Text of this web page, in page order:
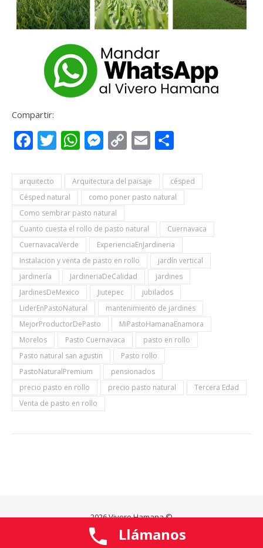
Compartir:
Facebook
Twitter
WhatsApp
Messenger
CopyEmail
arquitecto Arquitectura del paisaje
césped
Césped natural
como poner pasto natural
Como sembrar pasto natural
Cuanto cuesta el rollo de pasto natural
Cuernavaca
CuernavacaVerde
ExperienciaEnJardineria
Instalacion y venta de pasto en rollo
jardín vertical
jardinería
JardineriaDeCalidad
jardines
JardinesDeMexico
Jiutepec
jubilados
LiderEnPastoNatural
mantenimiento de jardines
MejorProductorDePasto
MiPastoHamanaEnamora
Morelos
Pasto Cuernavaca
pasto en rollo
Pasto natural san agustin
Pasto rollo
PastoNaturalPremium
pensionados
precio pasto en rollo
precio pasto natural
Tercera Edad
Venta de pasto en rollo
2026 Vivero Hamana ©
Ashe Tema deWP Royal.
Llámanos